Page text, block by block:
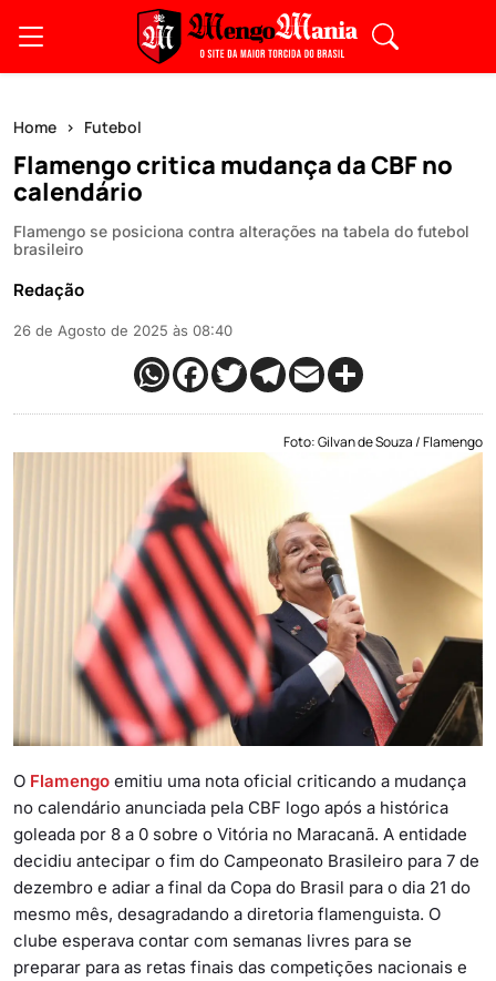
Home Futebol
Flamengo critica mudança da CBF no
calendário
Flamengo se posiciona contra alterações na tabela do futebol
brasileiro
Redação
26 de Agosto de 2025 às 08:40
Foto: Gilvan de Souza / Flamengo
O Flamengo emitiu uma nota oficial criticando a mudança
no calendário anunciada pela CBF logo após a histórica
goleada por 8 a 0 sobre o Vitória no Maracanã. A entidade
decidiu antecipar o fim do Campeonato Brasileiro para 7 de
dezembro e adiar a final da Copa do Brasil para o dia 21 do
mesmo mês, desagradando a diretoria flamenguista. O
clube esperava contar com semanas livres para se
preparar para as retas finais das competições nacionais e